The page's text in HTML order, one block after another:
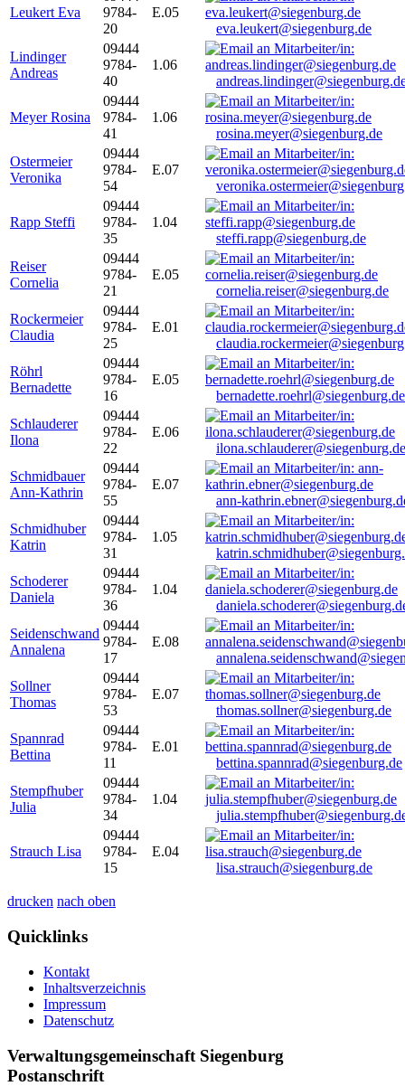
Leukert Eva
9784-
20
E.05
eva.leukert@siegenburg.de
Lindinger
Andreas
09444
9784-
40
1.06
Meyer Rosina
09444
9784-
41
1.06
rosina.meyer@siegenburg.de
Ostermeier
Veronika
09444
9784-
54
E.07
Rapp Steffi
09444
9784-
35
1.04
steffi.rapp@siegenburg.de
Reiser
Cornelia
09444
9784-
21
E.05
cornelia.reiser@siegenburg.de
Rockermeier
Claudia
09444
9784-
25
E.01
Röhrl
Bernadette
09444
9784-
16
E.05
bernadette.roehrl@siegenburg.de
Schlauderer
Ilona
09444
9784-
22
E.06
ilona.schlauderer@siegenburg.de
Schmidbauer
Ann-Kathrin
09444
9784-
55
E.07
ann-
Schmidhuber
Katrin
09444
9784-
31
1.05
Schoderer
Daniela
09444
9784-
36
1.04
Seidenschwand
Annalena
09444
9784-
17
E.08
Sollner
Thomas
09444
9784-
53
E.07
thomas.sollner@siegenburg.de
Spannrad
Bettina
09444
9784-
11
E.01
bettina.spannrad@siegenburg.de
Stempfhuber
Julia
09444
9784-
34
1.04
Strauch Lisa
09444
9784-
15
E.04
lisa.strauch@siegenburg.de
drucken nach oben
Quicklinks
Kontakt
Inhaltsverzeichnis
Impressum
Datenschutz
Verwaltungsgemeinschaft Siegenburg
Postanschrift